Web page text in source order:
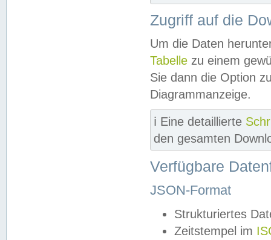
Zugriff auf die
Um die Daten
Tabelle zu einem
Sie dann die Option
Diagrammanzeige.
ℹ️ Eine detaillierte
den gesamten
Verfügbare
JSON-Format
Strukturiertes
Zeitstempel im